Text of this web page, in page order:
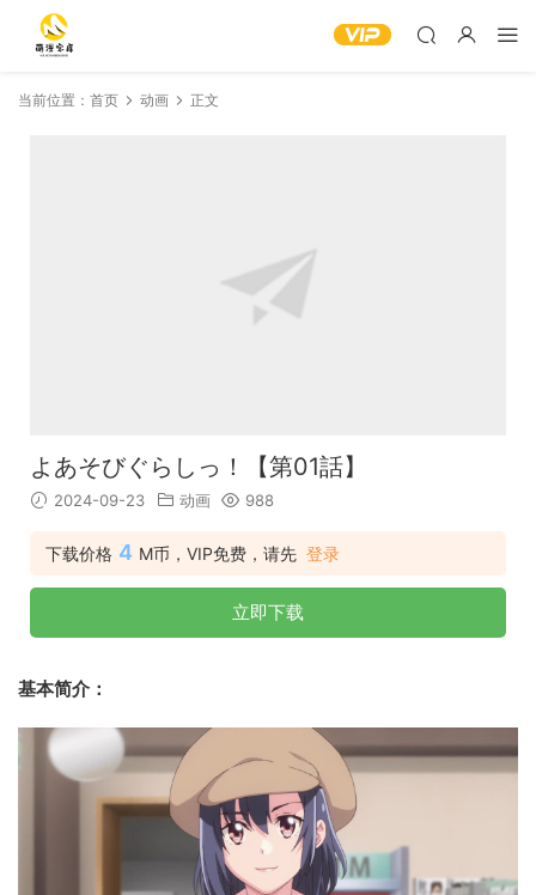
当前位置： 首页 动画 正文
よあそびぐらしっ！【第01話】
2024-09-23 动画 988
下载价格 4 M币，VIP免费，请先 登录
立即下载
基本简介：